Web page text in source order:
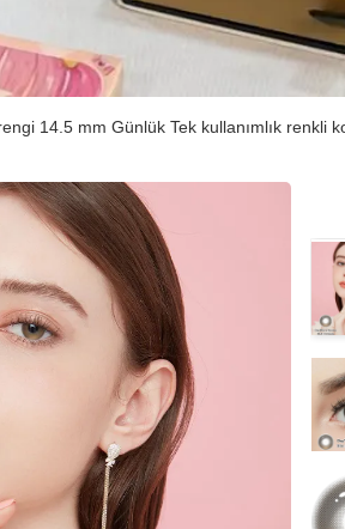
14.5 mm Günlük Tek kullanımlık renkli